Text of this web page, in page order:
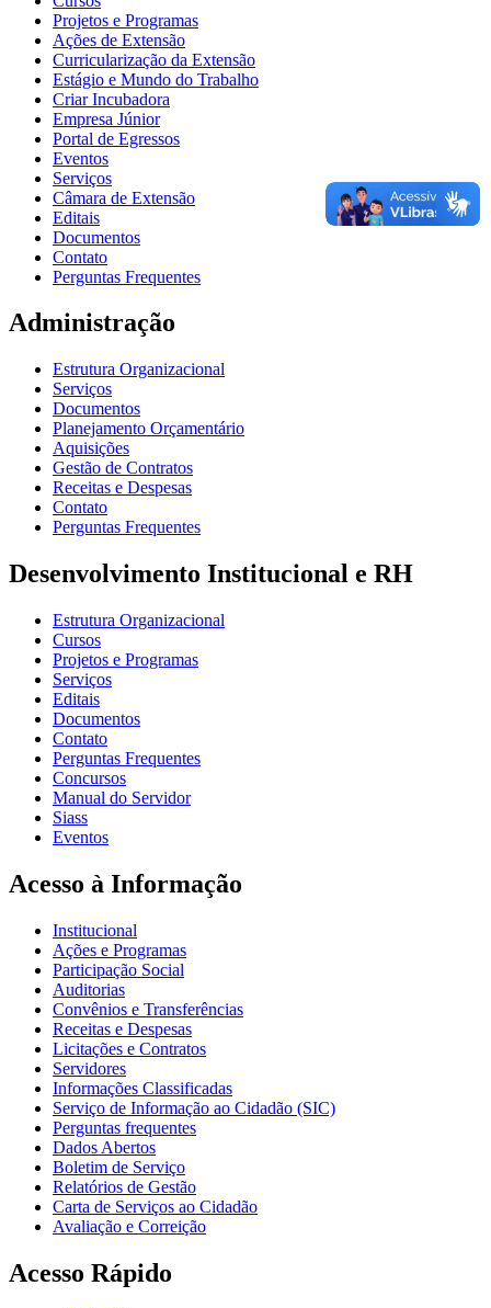
Projetos e Programas
Ações de Extensão
Curricularização da Extensão
Estágio e Mundo do Trabalho
Criar Incubadora
Empresa Júnior
Portal de Egressos
Eventos
Serviços
Câmara de Extensão
Editais
Documentos
Contato
Perguntas Frequentes
Administração
Estrutura Organizacional
Serviços
Documentos
Planejamento Orçamentário
Aquisições
Gestão de Contratos
Receitas e Despesas
Contato
Perguntas Frequentes
Desenvolvimento Institucional e RH
Estrutura Organizacional
Cursos
Projetos e Programas
Serviços
Editais
Documentos
Contato
Perguntas Frequentes
Concursos
Manual do Servidor
Siass
Eventos
Acesso à Informação
Institucional
Ações e Programas
Participação Social
Auditorias
Convênios e Transferências
Receitas e Despesas
Licitações e Contratos
Servidores
Informações Classificadas
Serviço de Informação ao Cidadão (SIC)
Perguntas frequentes
Dados Abertos
Boletim de Serviço
Relatórios de Gestão
Carta de Serviços ao Cidadão
Avaliação e Correição
Acesso Rápido